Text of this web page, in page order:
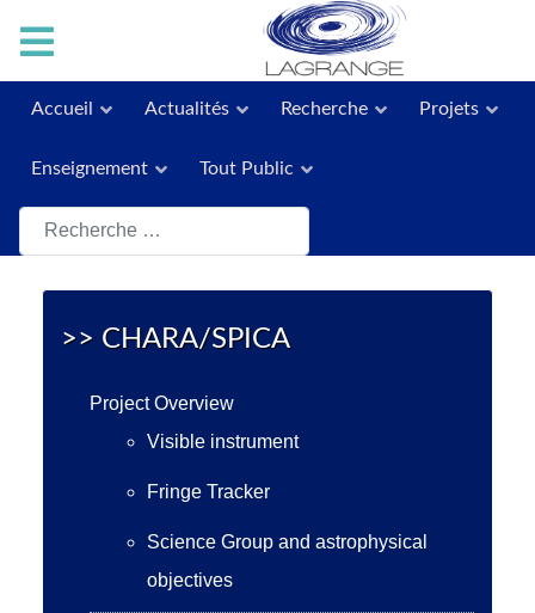
Accueil Actualités Recherche Projets
Enseignement Tout Public
Rechercher
>> CHARA/SPICA
Project Overview
Visible instrument
Fringe Tracker
Science Group and astrophysical
objectives